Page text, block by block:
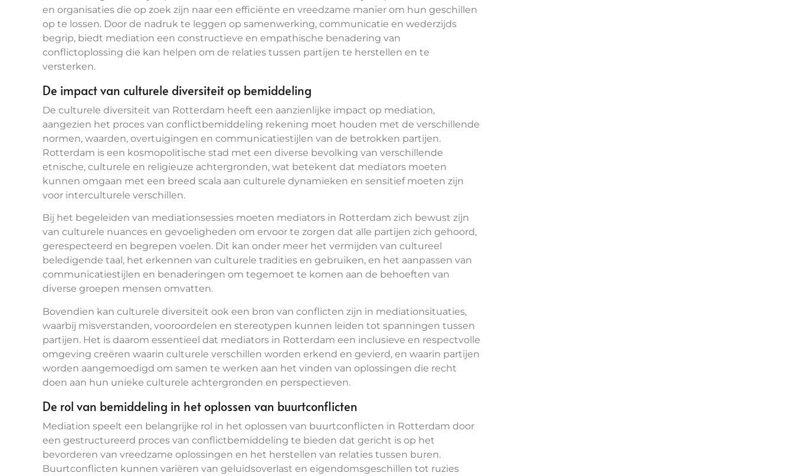
en organisaties die op zoek zijn naar een efficiënte en vreedzame manier om hun geschillen
op te lossen. Door de nadruk te leggen op samenwerking, communicatie en wederzijds
begrip, biedt mediation een constructieve en empathische benadering van
conflictoplossing die kan helpen om de relaties tussen partijen te herstellen en te
versterken.
De impact van culturele diversiteit op bemiddeling
De culturele diversiteit van Rotterdam heeft een aanzienlijke impact op mediation,
aangezien het proces van conflictbemiddeling rekening moet houden met de verschillende
normen, waarden, overtuigingen en communicatiestijlen van de betrokken partijen.
Rotterdam is een kosmopolitische stad met een diverse bevolking van verschillende
etnische, culturele en religieuze achtergronden, wat betekent dat mediators moeten
kunnen omgaan met een breed scala aan culturele dynamieken en sensitief moeten zijn
voor interculturele verschillen.
Bij het begeleiden van mediationsessies moeten mediators in Rotterdam zich bewust zijn
van culturele nuances en gevoeligheden om ervoor te zorgen dat alle partijen zich gehoord,
gerespecteerd en begrepen voelen. Dit kan onder meer het vermijden van cultureel
beledigende taal, het erkennen van culturele tradities en gebruiken, en het aanpassen van
communicatiestijlen en benaderingen om tegemoet te komen aan de behoeften van
diverse groepen mensen omvatten.
Bovendien kan culturele diversiteit ook een bron van conflicten zijn in mediationsituaties,
waarbij misverstanden, vooroordelen en stereotypen kunnen leiden tot spanningen tussen
partijen. Het is daarom essentieel dat mediators in Rotterdam een inclusieve en respectvolle
omgeving creëren waarin culturele verschillen worden erkend en gevierd, en waarin partijen
worden aangemoedigd om samen te werken aan het vinden van oplossingen die recht
doen aan hun unieke culturele achtergronden en perspectieven.
De rol van bemiddeling in het oplossen van buurtconflicten
Mediation speelt een belangrijke rol in het oplossen van buurtconflicten in Rotterdam door
een gestructureerd proces van conflictbemiddeling te bieden dat gericht is op het
bevorderen van vreedzame oplossingen en het herstellen van relaties tussen buren.
Buurtconflicten kunnen variëren van geluidsoverlast en eigendomsgeschillen tot ruzies